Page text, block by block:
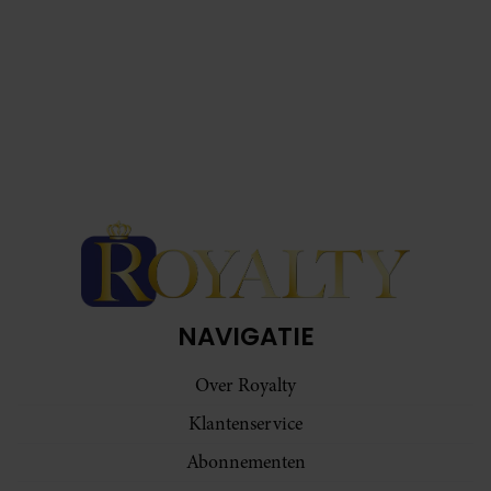
NAVIGATIE
Over Royalty
Klantenservice
Abonnementen